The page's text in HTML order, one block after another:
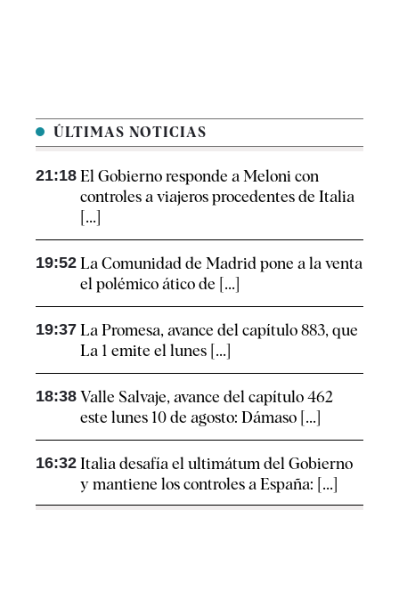
ÚLTIMAS NOTICIAS
21:18 El Gobierno responde a Meloni con
controles a viajeros procedentes de Italia
[...]
19:52 La Comunidad de Madrid pone a la venta
el polémico ático de [...]
19:37 La Promesa, avance del capítulo 883, que
La 1 emite el lunes [...]
18:38 Valle Salvaje, avance del capítulo 462
este lunes 10 de agosto: Dámaso [...]
16:32 Italia desafía el ultimátum del Gobierno
y mantiene los controles a España: [...]